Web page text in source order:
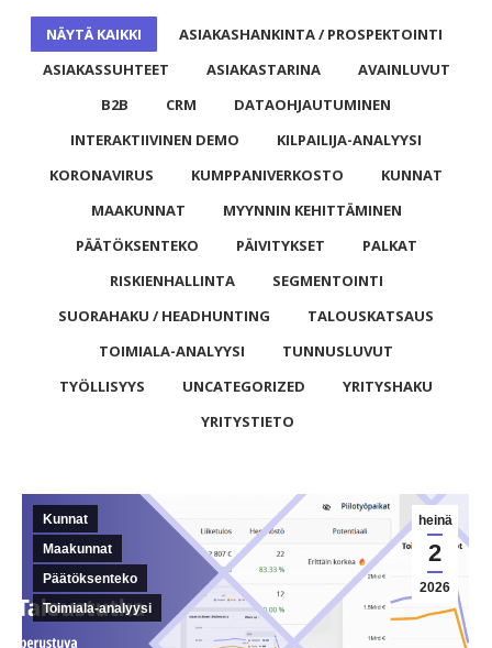
NÄYTÄ KAIKKI
ASIAKASHANKINTA / PROSPEKTOINTI
ASIAKASSUHTEET
ASIAKASTARINA
AVAINLUVUT
B2B
CRM
DATAOHJAUTUMINEN
INTERAKTIIVINEN DEMO
KILPAILIJA-ANALYYSI
KORONAVIRUS
KUMPPANIVERKOSTO
KUNNAT
MAAKUNNAT
MYYNNIN KEHITTÄMINEN
PÄÄTÖKSENTEKO
PÄIVITYKSET
PALKAT
RISKIENHALLINTA
SEGMENTOINTI
SUORAHAKU / HEADHUNTING
TALOUSKATSAUS
TOIMIALA-ANALYYSI
TUNNUSLUVUT
TYÖLLISYYS
UNCATEGORIZED
YRITYSHAKU
YRITYSTIETO
heinä
2
2026
Kunnat
Maakunnat
Päätöksenteko
Toimiala-analyysi